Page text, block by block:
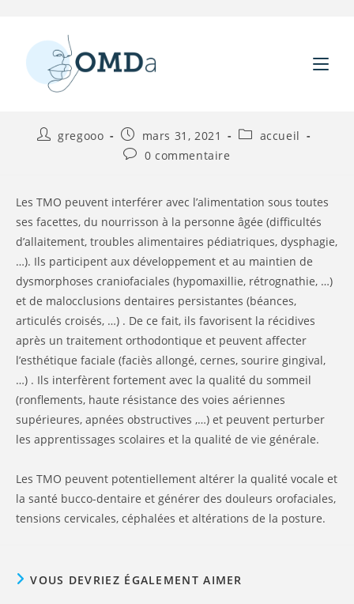
content
Quelles sont les conséquences
Auteur/autrice
gregooo
Publication
publiée :
mars 31, 2021
Postaccueil
Commentaires
publication :
0 commentaire
Les TMO peuvent interférer avec l’alimentation sous toutes
ses facettes, du nourrisson à la personne âgée (difficultés
d’allaitement, troubles alimentaires pédiatriques, dysphagie,
…). Ils participent aux développement et au maintien de
dysmorphoses craniofaciales (hypomaxillie, rétrognathie, …)
et de malocclusions dentaires persistantes (béances,
articulés croisés, …) . De ce fait, ils favorisent la récidives
après un traitement orthodontique et peuvent affecter
l’esthétique faciale (faciès allongé, cernes, sourire gingival,
…) . Ils interfèrent fortement avec la qualité du sommeil
(ronflements, haute résistance des voies aériennes
supérieures, apnées obstructives ,…) et peuvent perturber
les apprentissages scolaires et la qualité de vie générale.
Les TMO peuvent potentiellement altérer la qualité vocale et
la santé bucco-dentaire et générer des douleurs orofaciales,
tensions cervicales, céphalées et altérations de la posture.
VOUS DEVRIEZ ÉGALEMENT AIMER